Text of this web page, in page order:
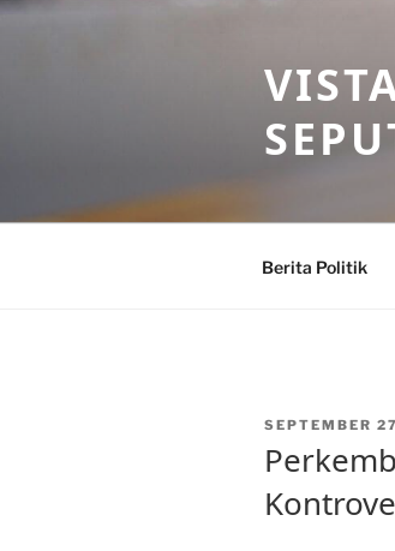
Skip
Berita Politik
POSTED
SEPTEMBER